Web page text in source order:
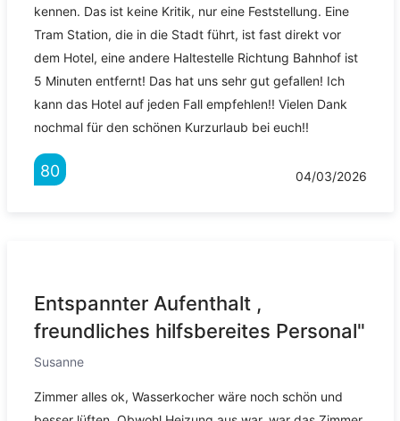
kennen. Das ist keine Kritik, nur eine Feststellung. Eine
Tram Station, die in die Stadt führt, ist fast direkt vor
dem Hotel, eine andere Haltestelle Richtung Bahnhof ist
5 Minuten entfernt! Das hat uns sehr gut gefallen! Ich
kann das Hotel auf jeden Fall empfehlen!! Vielen Dank
nochmal für den schönen Kurzurlaub bei euch!!
80 04/03/2026
Entspannter Aufenthalt ,
freundliches hilfsbereites Personal"
Susanne
Zimmer alles ok, Wasserkocher wäre noch schön und